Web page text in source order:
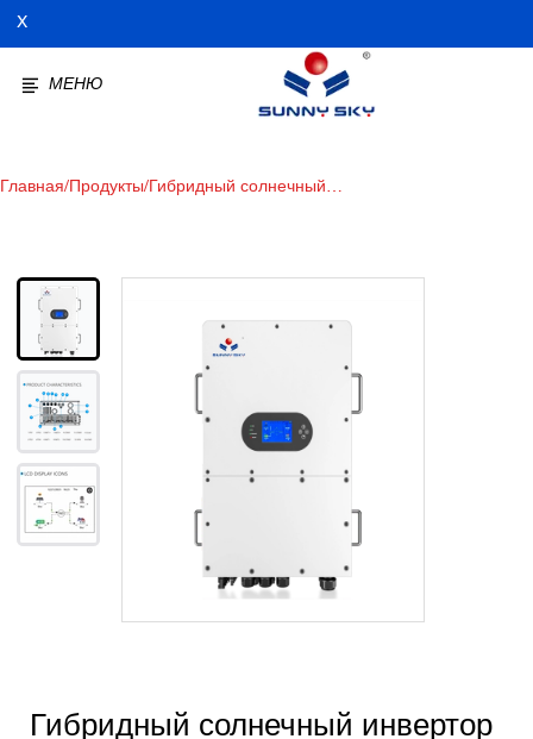
X
МЕНЮ
Главная/ Продукты/ Гибридный солнечный
возобновляемой энергетики.
Гибридный солнечный инвертор